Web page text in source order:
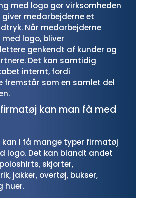
med logo gør virksomheden
medarbejderne et
Når medarbejderne
logo, bliver
genkendt af kunder og
Det kan samtidig
internt, fordi
fremstår som en samlet del
kan man få med
kan I få mange typer firmatøj
logo. Det kan blandt andet
skjorter,
jakker, overtøj, bukser,
huer.